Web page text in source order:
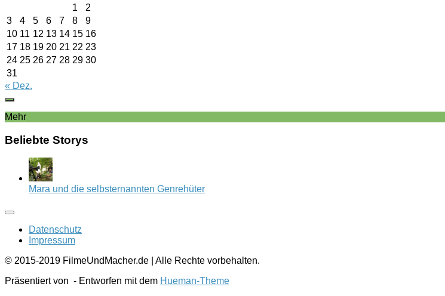
1
2
3
4 5 6 7 8
9
10 11 12 13 14 15 16
17 18 19 20 21 22 23
24 25 26 27 28 29 30
31
« Dez.
Mehr
Beliebte Storys
Mara und die selbsternannten Genrehüter
Datenschutz
Impressum
© 2015-2019 FilmeUndMacher.de | Alle Rechte vorbehalten.
Präsentiert von - Entworfen mit dem Hueman-Theme